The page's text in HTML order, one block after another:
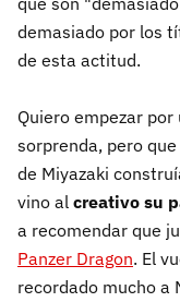
demasiado por los
de esta actitud.
Quiero empezar
sorprenda, pero
de Miyazaki
vino al creativo su
a recomendar que
Panzer Dragon. El
recordado mucho a